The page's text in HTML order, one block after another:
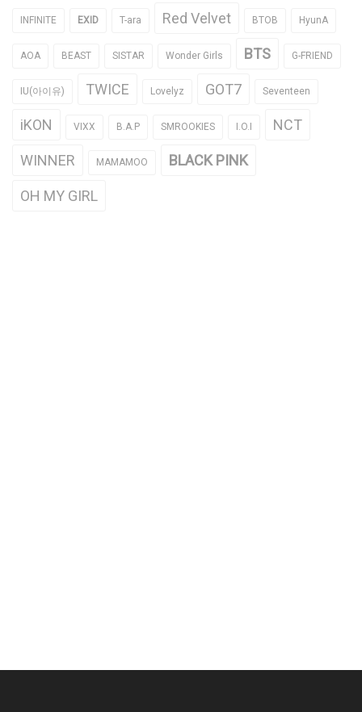
INFINITE EXID T-ara Red Velvet BTOB HyunA
AOA BEAST SISTAR Wonder Girls BTS G-FRIEND
IU(아이유) TWICE Lovelyz GOT7 Seventeen
iKON VIXX B.A.P SMROOKIES I.O.I NCT
WINNER MAMAMOO BLACK PINK
OH MY GIRL